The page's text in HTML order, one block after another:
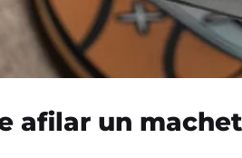
afilar un